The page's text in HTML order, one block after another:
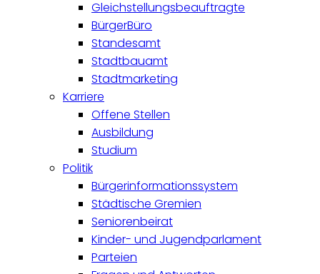
Gleichstellungsbeauftragte
BürgerBüro
Standesamt
Stadtbauamt
Stadtmarketing
Karriere
Offene Stellen
Ausbildung
Studium
Politik
Bürgerinformationssystem
Städtische Gremien
Seniorenbeirat
Kinder- und Jugendparlament
Parteien